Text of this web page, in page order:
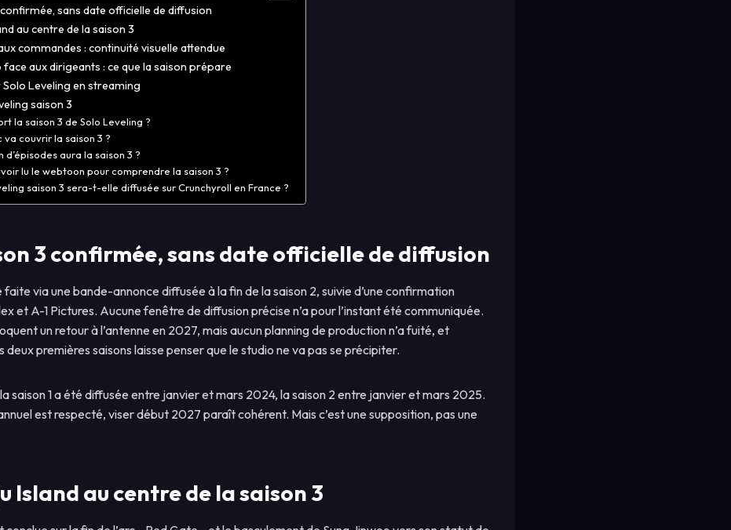
sans date officielle de diffusion
au centre de la saison 3
commandes : continuité visuelle attendue
face aux dirigeants : ce que la saison prépare
Leveling en streaming
saison 3
la saison 3 de Solo Leveling ?
va couvrir la saison 3 ?
d’épisodes aura la saison 3 ?
lu le webtoon pour comprendre la saison 3 ?
saison 3 sera-t-elle diffusée sur Crunchyroll en France ?
3 confirmée, sans date officielle de diffusion
faite via une bande-annonce diffusée à la fin de la saison 2, suivie d’une confirmation
et A-1 Pictures. Aucune fenêtre de diffusion précise n’a pour l’instant été communiquée.
un retour à l’antenne en 2027, mais aucun planning de production n’a fuité, et
deux premières saisons laisse penser que le studio ne va pas se précipiter.
saison 1 a été diffusée entre janvier et mars 2024, la saison 2 entre janvier et mars 2025.
est respecté, viser début 2027 paraît cohérent. Mais c’est une supposition, pas une
Island au centre de la saison 3